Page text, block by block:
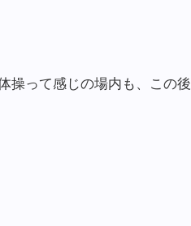
操って感じの場内も、この